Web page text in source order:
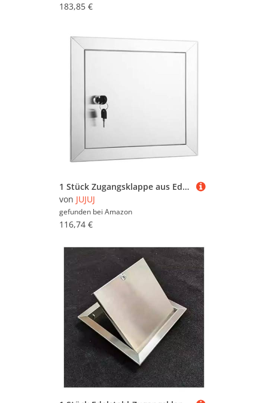
183,85 €
1 Stück Zugangsklappe aus Edelstahl 304 – langlebige, wasserdichte Inspektionstür for einfache Wartung und Installation(10x10inch)
von JUJUJ
gefunden bei Amazon
116,74 €